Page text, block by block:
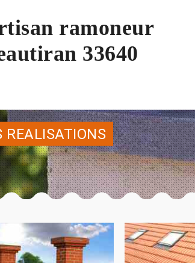
ramoneur
33640
REALISATIONS